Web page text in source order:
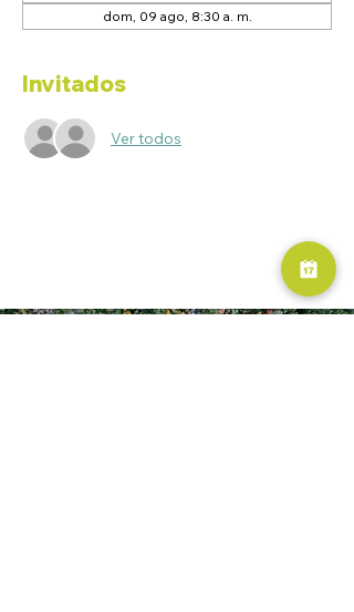
dom, 09 ago, 8:30 a. m.
Invitados
Ver todos